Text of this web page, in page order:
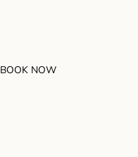
BOOK NOW